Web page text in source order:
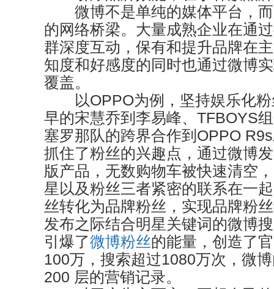
微博不是单纯的媒体平台，而
的网络桥梁。大量成熟企业在通
群深度互动，保有和提升品牌在
知度和好感度的同时也通过微博
覆盖。
以OPPO为例，坚持娱乐化粉
早的宋慧乔到李易峰、TFBOYS
塞罗那队的跨界合作到OPPO
抓住了粉丝的兴趣点，通过微博
版产品，无数购物车被快速清空
星以及粉丝三者紧密的联系在一
丝转化为品牌粉丝，实现品牌粉
发布之际结合明星关键词的微博
引爆了微博粉丝的能量，创造了
100万，搜索超过1080万次，微
200 层的营销记录。